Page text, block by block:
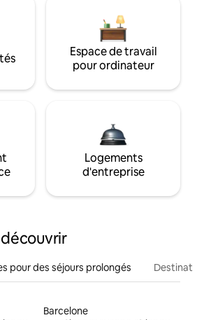
Espace de travail
pour ordinateur
Logements
d'entreprise
pour des séjours prolongés
Barcelone